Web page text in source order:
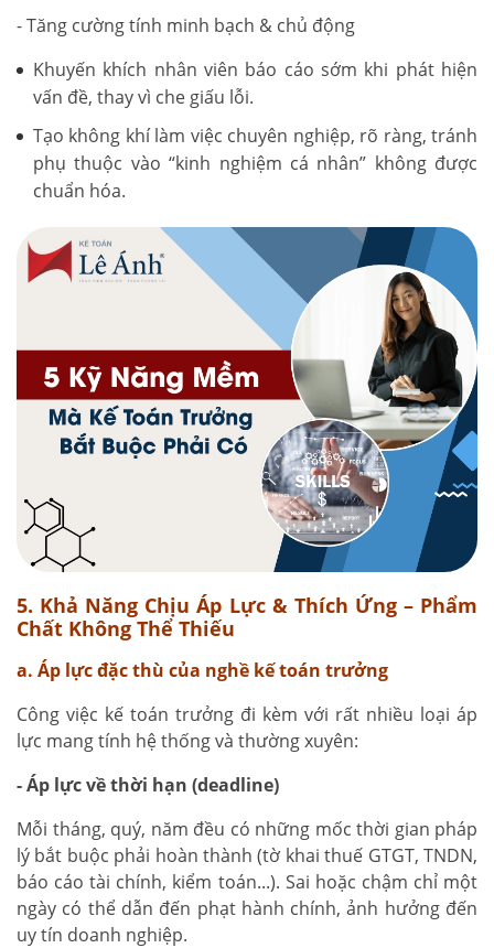
- Tăng cường tính minh bạch & chủ động
Khuyến khích nhân viên báo cáo sớm khi phát hiện
vấn đề, thay vì che giấu lỗi.
Tạo không khí làm việc chuyên nghiệp, rõ ràng, tránh
phụ thuộc vào “kinh nghiệm cá nhân” không được
chuẩn hóa.
5. Khả Năng Chịu Áp Lực & Thích Ứng – Phẩm
Chất Không Thể Thiếu
a. Áp lực đặc thù của nghề kế toán trưởng
Công việc kế toán trưởng đi kèm với rất nhiều loại áp
lực mang tính hệ thống và thường xuyên:
- Áp lực về thời hạn (deadline)
Mỗi tháng, quý, năm đều có những mốc thời gian pháp
lý bắt buộc phải hoàn thành (tờ khai thuế GTGT, TNDN,
báo cáo tài chính, kiểm toán...). Sai hoặc chậm chỉ một
ngày có thể dẫn đến phạt hành chính, ảnh hưởng đến
uy tín doanh nghiệp.